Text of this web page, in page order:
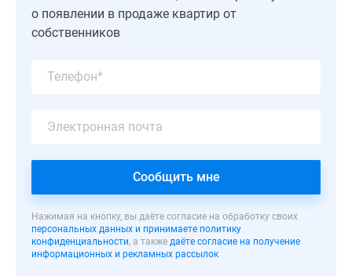
состоит
двухсекционных
переменной
эффектной
архитектурой.
Облик
о появлении в продаже квартир от
собственников
Сообщить мне
Нажимая на кнопку, вы даёте согласие на обработку своих
персональных данных и принимаете политику
конфиденциальности, а также даёте согласие на получение
информационных и рекламных рассылок